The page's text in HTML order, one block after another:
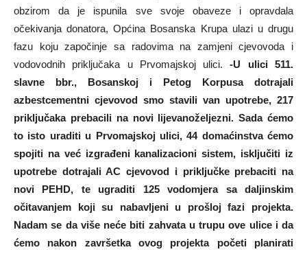
obzirom da je ispunila sve svoje obaveze i opravdala
očekivanja donatora, Općina Bosanska Krupa ulazi u drugu
fazu koju započinje sa radovima na zamjeni cjevovoda i
vodovodnih priključaka u Prvomajskoj ulici.-U ulici 511.
slavne bbr., Bosanskoj i Petog Korpusa dotrajali
azbestcementni cjevovod smo stavili van upotrebe, 217
priključaka prebacili na novi lijevanoželjezni. Sada ćemo
to isto uraditi u Prvomajskoj ulici, 44 domaćinstva ćemo
spojiti na već izgrađeni kanalizacioni sistem, isključiti iz
upotrebe dotrajali AC cjevovod i priključke prebaciti na
novi PEHD, te ugraditi 125 vodomjera sa daljinskim
očitavanjem koji su nabavljeni u prošloj fazi projekta.
Nadam se da više neće biti zahvata u trupu ove ulice i da
ćemo nakon završetka ovog projekta početi planirati